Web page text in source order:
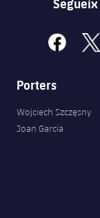
facebook
x
Porters
Wojciech Szczęsny
Joan Garcia